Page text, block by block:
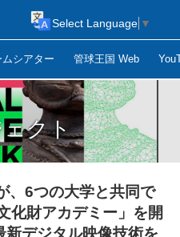
シアター 管球王国 Web
Select Language ▼
クト
、6つの大学と共同で
化財アカデミー」を開
新デジタル映像技術を